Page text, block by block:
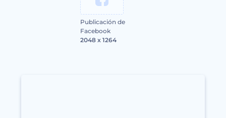
Publicación de
Facebook
2048 x 1264